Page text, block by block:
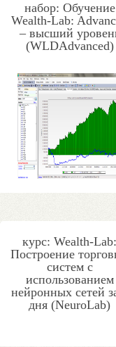
набор: Обучение
Wealth-Lab:
– высший
(WLDAdvanced)
курс: Wealth-Lab:
Построение
систем с
использованием
нейронных сетей
дня (NeuroLab)